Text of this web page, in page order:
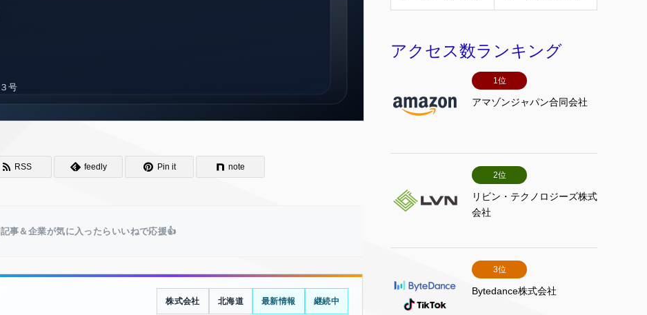
RSS feedly Pin it note
記事＆企業が気に入ったらいいねで応援👍
株式会社 北海道 最新情報 継続中
アクセス数ランキング
1位
アマゾンジャパン合同会社
2位
リビン・テクノロジーズ株式
会社
3位
Bytedance株式会社